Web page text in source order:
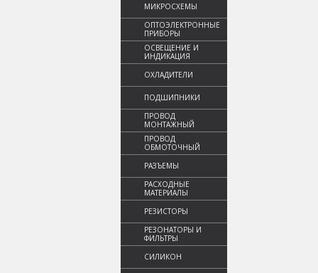
МИКРОСХЕМЫ
ОПТОЭЛЕКТРОННЫЕ
ПРИБОРЫ
ОСВЕЩЕНИЕ И
ИНДИКАЦИЯ
ОХЛАДИТЕЛИ
ПОДШИПНИКИ
ПРОВОД
МОНТАЖНЫЙ
ПРОВОД
ОБМОТОЧНЫЙ
РАЗЪЕМЫ
РАСХОДНЫЕ
МАТЕРИАЛЫ
РЕЗИСТОРЫ
РЕЗОНАТОРЫ И
ФИЛЬТРЫ
СИЛИКОН